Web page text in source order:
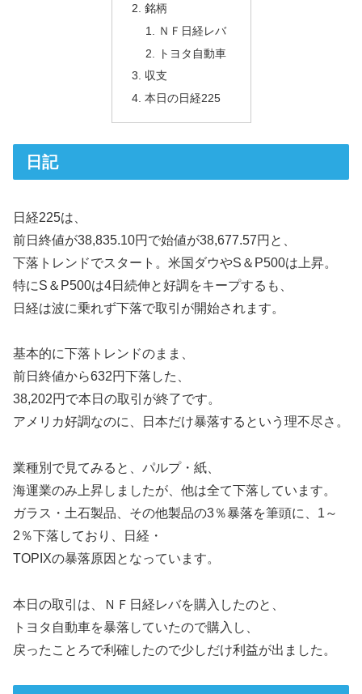
銘柄
ＮＦ日経レバ
トヨタ自動車
収支
本日の日経225
日記
日経225は、
前日終値が38,835.10円で始値が38,677.57円と、
下落トレンドでスタート。米国ダウやS＆P500は上昇。
特にS＆P500は4日続伸と好調をキープするも、
日経は波に乗れず下落で取引が開始されます。
基本的に下落トレンドのまま、
前日終値から632円下落した、
38,202円で本日の取引が終了です。
アメリカ好調なのに、日本だけ暴落するという理不尽さ。
業種別で見てみると、パルプ・紙、
海運業のみ上昇しましたが、他は全て下落しています。
ガラス・土石製品、その他製品の3％暴落を筆頭に、1～
2％下落しており、日経・
TOPIXの暴落原因となっています。
本日の取引は、ＮＦ日経レバを購入したのと、
トヨタ自動車を暴落していたので購入し、
戻ったことろで利確したので少しだけ利益が出ました。